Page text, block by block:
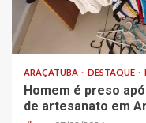
ARAÇATUBA DESTAQUE
Homem é preso
de artesanato em